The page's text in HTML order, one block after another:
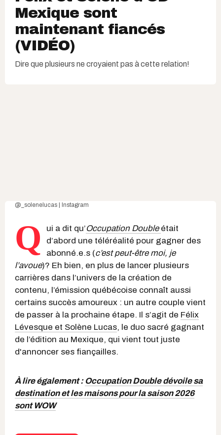
Mexique sont
maintenant fiancés
(VIDÉO)
Dire que plusieurs ne croyaient pas à cette relation!
@_solenelucas | Instagram
Q ui a dit qu’Occupation Double était
d’abord une téléréalité pour gagner des
abonné.e.s (c’est peut-être moi, je
l’avoue)? Eh bien, en plus de lancer plusieurs
carrières dans l’univers de la création de
contenu, l’émission québécoise connaît aussi
certains succès amoureux : un autre couple vient
de passer à la prochaine étape. Il s’agit de Félix
Lévesque et Solène Lucas, le duo sacré gagnant
de l’édition au Mexique, qui vient tout juste
d'annoncer ses fiançailles.
À lire également : Occupation Double dévoile sa
destination et les maisons pour la saison 2026
sont WOW